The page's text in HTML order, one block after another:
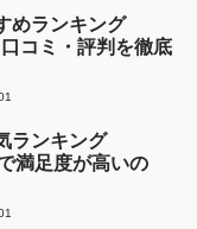
めランキング
コミ・評判を徹底
ランキング
満足度が高いの